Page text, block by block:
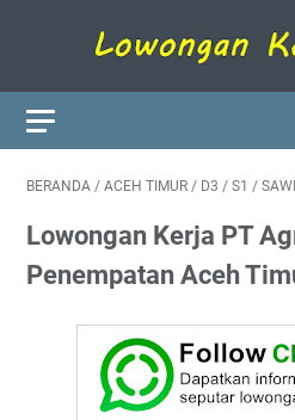
BERANDA / ACEH TIMUR / D3 / S1 /
Lowongan Kerja PT
Penempatan Aceh